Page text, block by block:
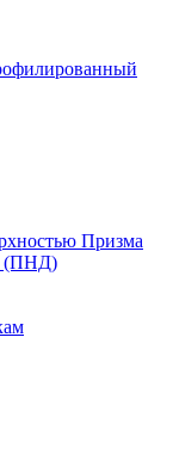
Призма
(ПНД)